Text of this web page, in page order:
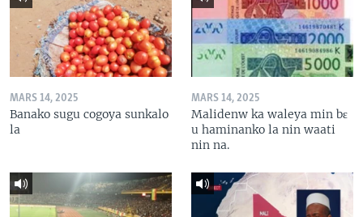
MARS 14, 2025
Banako sugu cogoya sunkalo
la
MARS 14, 2025
Malidenw ka waleya min bɛ
u haminanko la nin waati
nin na.